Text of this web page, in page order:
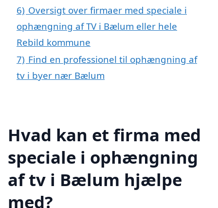
6) Oversigt over firmaer med speciale i
ophængning af TV i Bælum eller hele
Rebild kommune
7) Find en professionel til ophængning af
tv i byer nær Bælum
Hvad kan et firma med
speciale i ophængning
af tv i Bælum hjælpe
med?